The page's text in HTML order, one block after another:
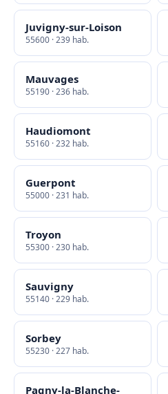
Juvigny-sur-Loison
55600 · 239 hab.
Mauvages
55190 · 236 hab.
Haudiomont
55160 · 232 hab.
Guerpont
55000 · 231 hab.
Troyon
55300 · 230 hab.
Sauvigny
55140 · 229 hab.
Sorbey
55230 · 227 hab.
Pagny-la-Blanche-